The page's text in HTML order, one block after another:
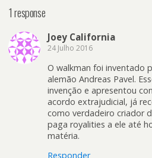
1 response
Joey California
24 Julho 2016
O walkman foi inventado
alemão Andreas Pavel.
invenção e apresentou
acordo extrajudicial, já
como verdadeiro criador
paga royalities a ele até
matéria.
Responder